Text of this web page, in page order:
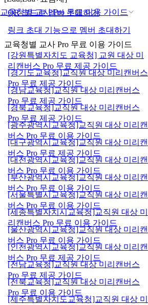
교육청별 교사 Pro 무료 이용 가이드
QR 코드로 멤버 초대하기
링크 초대 기능으로 멤버 초대하기
교육청별 교사 Pro 무료 이용 가이드
[강원특별자치도 교육청] 교원 대상 미
리캔버스 Pro 무료 제공 가이드
[경기도교육청]교직원 대상 미리캔버스
Pro 무료 제공 가이드
[경남교육청]교직원 대상 미리캔버스
Pro 무료 제공 가이드
[경북교육청]교직원 대상 미리캔버스
Pro 무료 제공 가이드
[광주광역시교육청]교직원 대상 미리캔
버스 Pro 무료 이용 가이드
[대구광역시교육청]교직원 대상 미리캔
버스 Pro 무료 제공 가이드
[대전광역시교육청]교직원 대상 미리캔
버스 Pro 무료 이용 가이드
[부산광역시교육청]교직원 대상 미리캔
버스 Pro 무료 이용 가이드
[서울특별시교육청]교직원 대상 미리캔
버스 Pro 무료 이용 가이드
[세종특별자치시교육청]교직원 대상 미
리캔버스 Pro 무료 이용 가이드
[울산광역시교육청]교직원 대상 미리캔
버스 Pro 무료 이용 가이드
[인천광역시교육청]교직원 대상 미리캔
버스 Pro 무료 제공 가이드
[전남교육청]교직원 대상 미리캔버스
Pro 무료 제공 가이드
[전북교육청]교직원 대상 미리캔버스
Pro 무료 이용 가이드
[제주특별자치도교육청]교직원 대상 미